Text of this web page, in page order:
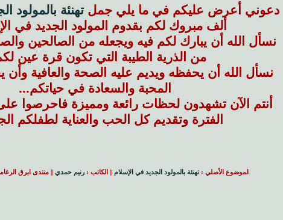
دعوني أعرض عليكم في ما يلي جملتهنئة بالمولود
ألف مبروك لكم بقدوم المولود الجديد في
نسأل الله أن يبارك لكم فيه ويجعله من الصالحين
من الذرية الطيبة التي تكون قرة عين
نسأل الله أن يحفظه ويديم عليه الصحة والعافية وأن
المحبة والسعادة في حياتكم...
أنتم الآن تشهدون لحظات رائعة ومميزة فاحرصوا
الفترة وتقديم كل الحب والعناية لطفلكم
لموضوع الأصلي :تهنئة بالمولود الجديد في الإسلام || الكاتب : رنيم حمدي || منتدى ابرق